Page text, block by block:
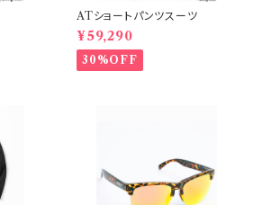
ATショートパンツスーツ
¥59,290
30%OFF